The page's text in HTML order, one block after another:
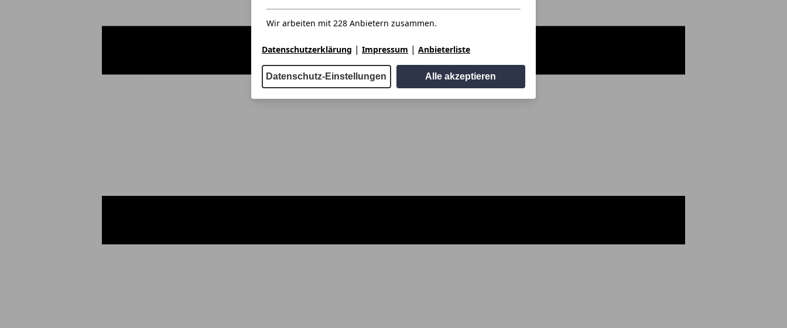
Wir arbeiten mit 228 Anbietern zusammen.
Datenschutzerklärung | Impressum | Anbieterliste
Datenschutz-Einstellungen Alle akzeptieren